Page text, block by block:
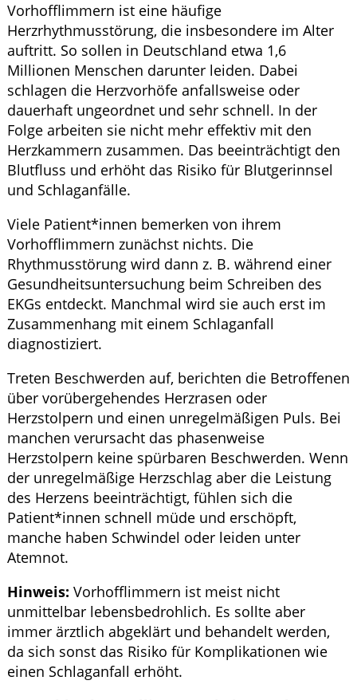
Vorhofflimmern ist eine häufige
Herzrhythmusstörung, die insbesondere im Alter
auftritt. So sollen in Deutschland etwa 1,6
Millionen Menschen darunter leiden. Dabei
schlagen die Herzvorhöfe anfallsweise oder
dauerhaft ungeordnet und sehr schnell. In der
Folge arbeiten sie nicht mehr effektiv mit den
Herzkammern zusammen. Das beeinträchtigt den
Blutfluss und erhöht das Risiko für Blutgerinnsel
und Schlaganfälle.
Viele Patient*innen bemerken von ihrem
Vorhofflimmern zunächst nichts. Die
Rhythmusstörung wird dann z. B. während einer
Gesundheitsuntersuchung beim Schreiben des
EKGs entdeckt. Manchmal wird sie auch erst im
Zusammenhang mit einem Schlaganfall
diagnostiziert.
Treten Beschwerden auf, berichten die Betroffenen
über vorübergehendes Herzrasen oder
Herzstolpern und einen unregelmäßigen Puls. Bei
manchen verursacht das phasenweise
Herzstolpern keine spürbaren Beschwerden. Wenn
der unregelmäßige Herzschlag aber die Leistung
des Herzens beeinträchtigt, fühlen sich die
Patient*innen schnell müde und erschöpft,
manche haben Schwindel oder leiden unter
Atemnot.
Hinweis: Vorhofflimmern ist meist nicht
unmittelbar lebensbedrohlich. Es sollte aber
immer ärztlich abgeklärt und behandelt werden,
da sich sonst das Risiko für Komplikationen wie
einen Schlaganfall erhöht.